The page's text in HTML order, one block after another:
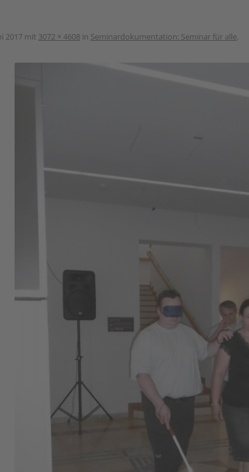
2017 mit 3072 × 4608 in Seminardokumentation: Seminar für alle.